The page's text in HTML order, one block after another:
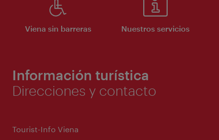
Viena sin barreras Nuestros servicios
Información turística
Direcciones y contacto
Tourist-Info Viena